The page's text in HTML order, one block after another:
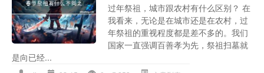
过年祭祖，城市跟农村有什么区别？ 在
我看来，无论是在城市还是在农村，过
年祭祖的重视程度都是差不多的。我们
国家一直强调百善孝为先，祭祖扫墓就
是向已经...